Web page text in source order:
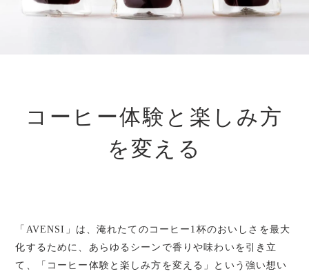
コーヒー体験と楽しみ方
を変える
「AVENSI」は、淹れたてのコーヒー1杯のおいしさを最大
化するために、あらゆるシーンで香りや味わいを引き立
て、「コーヒー体験と楽しみ方を変える」という強い想い